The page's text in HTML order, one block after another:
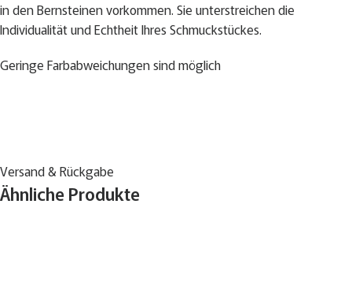
in den Bernsteinen vorkommen. Sie unterstreichen die
Individualität und Echtheit Ihres Schmuckstückes.
Geringe Farbabweichungen sind möglich
Versand & Rückgabe
Ähnliche Produkte